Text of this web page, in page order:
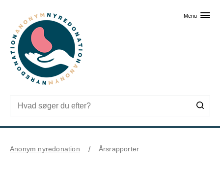
Menu
Anonym nyredonation Årsrapporter